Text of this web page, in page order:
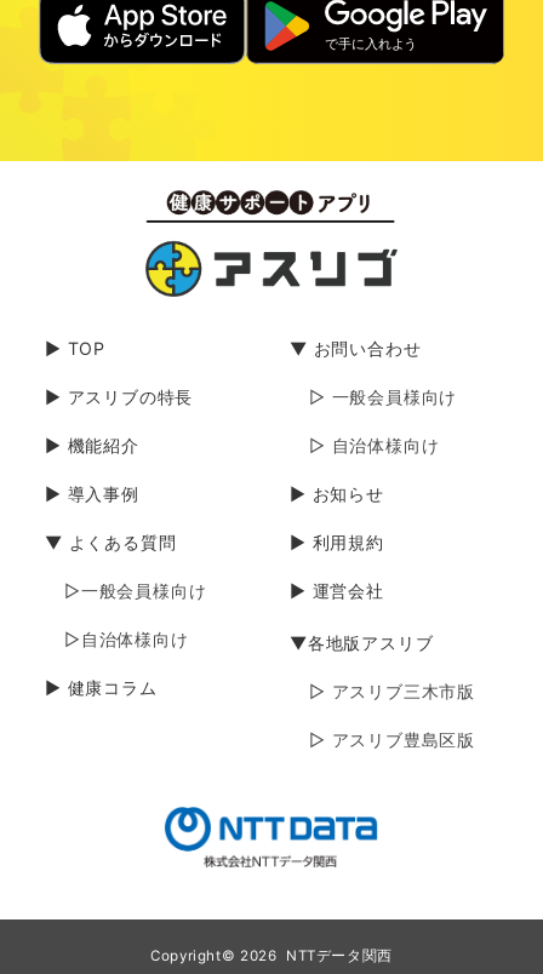
▶ TOP
▶ アスリブの特長
▶ 機能紹介
▶ 導入事例
▼ よくある質問
▷一般会員様向け
▷自治体様向け
▶ 健康コラム
▼ お問い合わせ
▷ 一般会員様向け
▷ 自治体様向け
▶ お知らせ
▶ 利用規約
▶ 運営会社
▼各地版アスリブ
▷ アスリブ三木市版
▷ アスリブ豊島区版
Copyright© 2026 NTTデータ関西